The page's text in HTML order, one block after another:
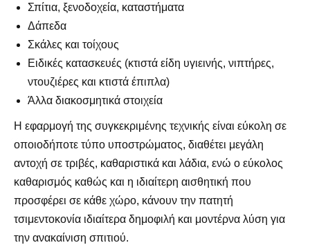
Σπίτια, ξενοδοχεία, καταστήματα
Δάπεδα
Σκάλες και τοίχους
Ειδικές κατασκευές (κτιστά είδη υγιεινής, νιπτήρες,
ντουζιέρες και κτιστά έπιπλα)
Άλλα διακοσμητικά στοιχεία
Η εφαρμογή της συγκεκριμένης τεχνικής είναι εύκολη σε
οποιοδήποτε τύπο υποστρώματος, διαθέτει μεγάλη
αντοχή σε τριβές, καθαριστικά και λάδια, ενώ ο εύκολος
καθαρισμός καθώς και η ιδιαίτερη αισθητική που
προσφέρει σε κάθε χώρο, κάνουν την πατητή
τσιμεντοκονία ιδιαίτερα δημοφιλή και μοντέρνα λύση για
την ανακαίνιση σπιτιού.